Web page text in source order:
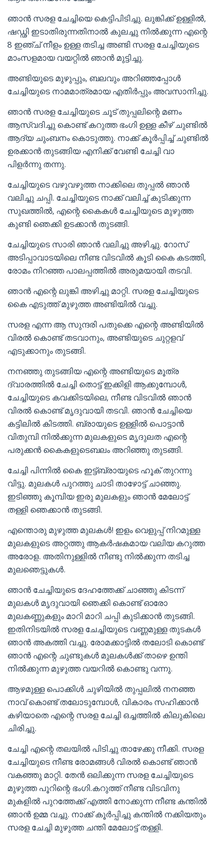
ഞാൻ സരള ചേച്ചിയെ കെട്ടിപിടിച്ചു. ലുങ്കിക്ക്‌ ഉള്ളിൽ,
ഷഡ്ഢി ഇടാതിരുന്നതിനാൽ കുലച്ചു നിൽക്കുന്ന എന്റെ
8 ഇഞ്ച് നീളം ഉള്ള തടിച്ച അണ്ടി സരള ചേച്ചിയുടെ
മാംസളമായ വയറ്റിൽ ഞാൻ മുട്ടിച്ചു.
അണ്ടിയുടെ മുഴുപ്പും, ബലവും അറിഞ്ഞപ്പോൾ
ചേച്ചിയുടെ നാമമാത്രമായ എതിർപ്പും അവസാനിച്ചു.
ഞാൻ സരള ചേച്ചിയുടെ ചൂട് തുപ്പലിന്റെ മണം
ആസ്വദിച്ചു കൊണ്ട് കറുത്ത ഭംഗി ഉള്ള കീഴ് ചുണ്ടിൽ
ആദ്യ ചുംബനം കൊടുത്തു. നാക്ക് കൂർപ്പിച്ച് ചുണ്ടിൽ
ഉരക്കാൻ തുടങ്ങിയ എനിക്ക് വേണ്ടി ചേച്ചി വാ
പിളർന്നു തന്നു.
ചേച്ചിയുടെ വഴുവഴുത്ത നാക്കിലെ തുപ്പൽ ഞാൻ
വലിച്ചു ചപ്പി. ചേച്ചിയുടെ നാക്ക് വലിച്ച് കുടിക്കുന്ന
സുഖത്തിൽ, എന്റെ കൈകൾ ചേച്ചിയുടെ മുഴുത്ത
കുണ്ടി ഞെക്കി ഉടക്കാൻ തുടങ്ങി.
ചേച്ചിയുടെ സാരി ഞാൻ വലിച്ചു അഴിച്ചു. റോസ്
അടിപ്പാവാടയിലെ നീണ്ട വിടവിൽ കൂടി കൈ കടത്തി,
രോമം നിറഞ്ഞ പാലപ്പത്തിൽ അരുമയായി തടവി.
ഞാൻ എന്റെ ലുങ്കി അഴിച്ചു മാറ്റി. സരള ചേച്ചിയുടെ
കൈ എടുത്ത് മുഴുത്ത അണ്ടിയിൽ വച്ചു.
സരള എന്ന ആ സുന്ദരി പതുക്കെ എന്റെ അണ്ടിയിൽ
വിരൽ കൊണ്ട് തടവാനും, അണ്ടിയുടെ ചുറ്റളവ്
എടുക്കാനും തുടങ്ങി.
നനഞ്ഞു തുടങ്ങിയ എന്റെ അണ്ടിയുടെ മൂത്ര
ദ്വാരത്തിൽ ചേച്ചി തൊട്ട് ഇക്കിളി ആക്കുമ്പോൾ,
ചേച്ചിയുടെ കവക്കിടയിലെ, നീണ്ട വിടവിൽ ഞാൻ
വിരൽ കൊണ്ട് മൃദുവായി തടവി. ഞാൻ ചേച്ചിയെ
കട്ടിലിൽ കിടത്തി. ബ്രായുടെ ഉള്ളിൽ പൊട്ടാൻ
വിതുമ്പി നിൽക്കുന്ന മുലകളുടെ മൃദുലത എന്റെ
പരുക്കൻ കൈകളുടെബലം അറിഞ്ഞു തുടങ്ങി.
ചേച്ചി പിന്നിൽ കൈ ഇട്ട്ബ്രായുടെ ഹൂക് തുറന്നു
വിട്ടു. മുലകൾ പുറത്തു ചാടി താഴോട്ട് ചാഞ്ഞു.
ഇടിഞ്ഞു കൂമ്പിയ ഇരു മുലകളും ഞാൻ മേലോട്ട്
തള്ളി ഞെക്കാൻ തുടങ്ങി.
എന്തൊരു മുഴുത്ത മുലകൾ! ഇളം വെളുപ്പ് നിറമുള്ള
മുലകളുടെ അറ്റത്തു ആകർഷകമായ വലിയ കറുത്ത
അരോള. അതിനുള്ളിൽ നീണ്ടു നിൽക്കുന്ന തടിച്ച
മുലഞെട്ടുകൾ.
ഞാൻ ചേച്ചിയുടെ ദേഹത്തേക്ക് ചാഞ്ഞു കിടന്ന്
മുലകൾ മൃദുവായി ഞെക്കി കൊണ്ട് ഓരോ
മുലകണ്ണുകളും മാറി മാറി ചപ്പി കുടിക്കാൻ തുടങ്ങി.
ഇതിനിടയിൽ സരള ചേച്ചിയുടെ വണ്ണമുള്ള തുടകൾ
ഞാൻ അകത്തി വച്ചു. രോമക്കാട്ടിൽ തലോടി കൊണ്ട്
ഞാൻ എന്റെ ചുണ്ടുകൾ മുലകൾക്ക്‌ താഴെ ഉന്തി
നിൽക്കുന്ന മുഴുത്ത വയറിൽ കൊണ്ടു വന്നു.
ആഴമുള്ള പൊക്കിൾ ചുഴിയിൽ തുപ്പലിൽ നനഞ്ഞ
നാവ് കൊണ്ട് തലോടുമ്പോൾ, വികാരം സഹിക്കാൻ
കഴിയാതെ എന്റെ സരള ചേച്ചി ഒച്ചത്തിൽ കിലുകിലെ
ചിരിച്ചു.
ചേച്ചി എന്റെ തലയിൽ പിടിച്ചു താഴേക്കു നീക്കി. സരള
ചേച്ചിയുടെ നീണ്ട രോമങ്ങൾ വിരൽ കൊണ്ട് ഞാൻ
വകഞ്ഞു മാറ്റി. തേൻ ഒലിക്കുന്ന സരള ചേച്ചിയുടെ
മുഴുത്ത പൂറിന്റെ ഭംഗി.കറുത്ത് നീണ്ട വിടവിനു
മുകളിൽ പുറത്തേക്ക് എത്തി നോക്കുന്ന നീണ്ട കന്തിൽ
ഞാൻ ഉമ്മ വച്ചു. നാക്ക്‌ കൂർപ്പിച്ചു കന്തിൽ നക്കിയതും
സരള ചേച്ചി മുഴുത്ത ചന്തി മേലോട്ട് തള്ളി.